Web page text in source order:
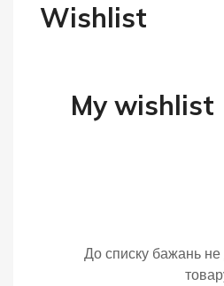
Wishlist
My wishlist
До списку бажань